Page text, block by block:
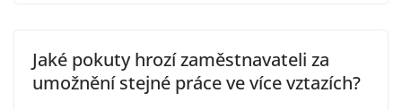
Jaké pokuty hrozí zaměstnavateli za
umožnění stejné práce ve více vztazích?